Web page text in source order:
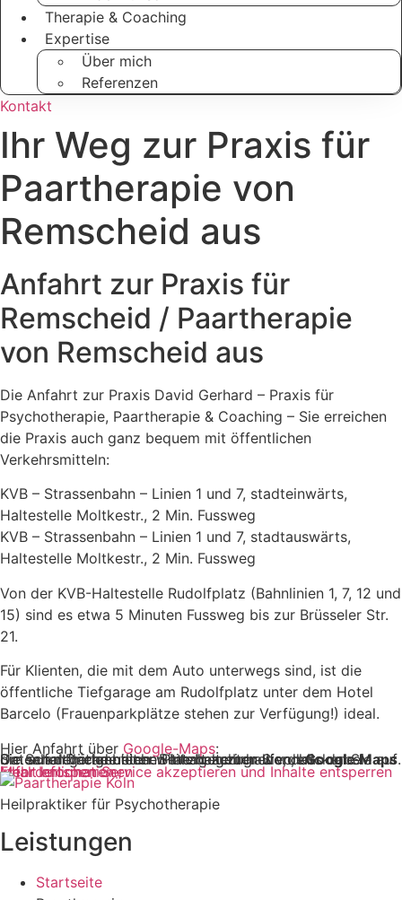
Therapie & Coaching
Expertise
Über mich
Referenzen
Kontakt
Ihr Weg zur Praxis für
Paartherapie von
Remscheid aus
Anfahrt zur Praxis für
Remscheid / Paartherapie
von Remscheid aus
Die Anfahrt zur Praxis David Gerhard – Praxis für
Psychotherapie, Paartherapie & Coaching – Sie erreichen
die Praxis auch ganz bequem mit öffentlichen
Verkehrsmitteln:
KVB – Strassenbahn – Linien 1 und 7, stadteinwärts,
Haltestelle Moltkestr., 2 Min. Fussweg
KVB – Strassenbahn – Linien 1 und 7, stadtauswärts,
Haltestelle Moltkestr., 2 Min. Fussweg
Von der KVB-Haltestelle Rudolfplatz (Bahnlinien 1, 7, 12 und
15) sind es etwa 5 Minuten Fussweg bis zur Brüsseler Str.
21.
Für Klienten, die mit dem Auto unterwegs sind, ist die
öffentliche Tiefgarage am Rudolfplatz unter dem Hotel
Barcelo (Frauenparkplätze stehen zur Verfügung!) ideal.
Hier Anfahrt über Google-Maps:
Sie sehen gerade einen Platzhalterinhalt vonGoogle Maps
. Um auf den eigentlichen Inhalt zuzugreifen, klicken Sie auf die Schaltfläche unten. Bitte beachten Sie, dass dabei Daten an Drittanbieter weitergegeben werden.
Mehr Informationen
Inhalt entsperren
Erforderlichen Service akzeptieren und Inhalte entsperren
Heilpraktiker für Psychotherapie
Leistungen
Startseite